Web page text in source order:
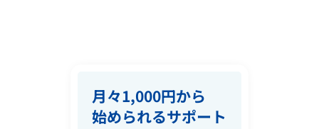
月々1,000円から
始められるサポート